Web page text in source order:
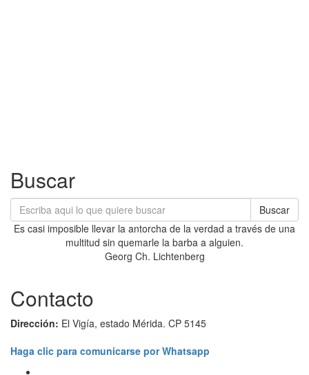
Buscar
Buscar
Es casi imposible llevar la antorcha de la verdad a través de una
multitud sin quemarle la barba a alguien.
Georg Ch. Lichtenberg
Contacto
Dirección: El Vigía, estado Mérida. CP 5145
Haga clic para comunicarse por Whatsapp